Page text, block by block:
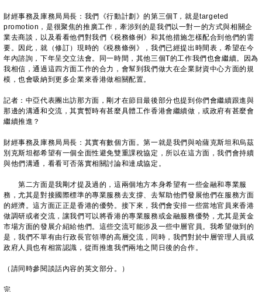
財經事務及庫務局局長：我們《行動計劃》的第三個T，就是targeted
promotion，是很聚焦的推廣工作，牽涉到的是我們以一對一的方式與相關企
業去商談，以及看看他們對我們《税務條例》和其他措施怎樣配合到他們的需
要。因此，就（修訂）現時的《税務條例》，我們已經提出時間表，希望在今
年內諮詢，下年呈交立法會。同一時間，其他三個T的工作我們也會繼續。因為
我相信，通過這四方面工作的合力，會幫到我們做大在企業財資中心方面的規
模，也會吸納到更多企業來香港做相關配置。
記者：中亞代表團出訪那方面，剛才在節目最後部分也提到你們會繼續跟進與
那邊的溝通和交流，其實暫時有甚麼具體工作香港會繼續做，或政府有甚麼會
繼續推進？
財經事務及庫務局局長：其實有數個方面。第一就是我們與哈薩克斯坦和烏茲
別克斯坦都希望有一個全面性避免雙重課稅協定，所以在這方面，我們會持續
與他們溝通，看看可否落實相關討論和達成協定。
第二方面是我剛才提及過的，這兩個地方本身希望有一些金融和專業服
務，尤其是對接國際標準的專業服務去支撐、去幫助他們發展他們在服務方面
的經濟。這方面正正是香港的優勢。接下來，我們會安排一些當地官員來香港
做調研或者交流，讓我們可以將香港的專業服務或金融服務優勢，尤其是黃金
市場方面的發展介紹給他們。這些交流可能涉及一些中層官員。我希望做到的
是，我們不單有由行政長官領導的高層交流，同時，我們對於中層管理人員或
政府人員也有相當認識，從而推進我們兩地之間日後的合作。
（請同時參閱談話內容的英文部分。）
完